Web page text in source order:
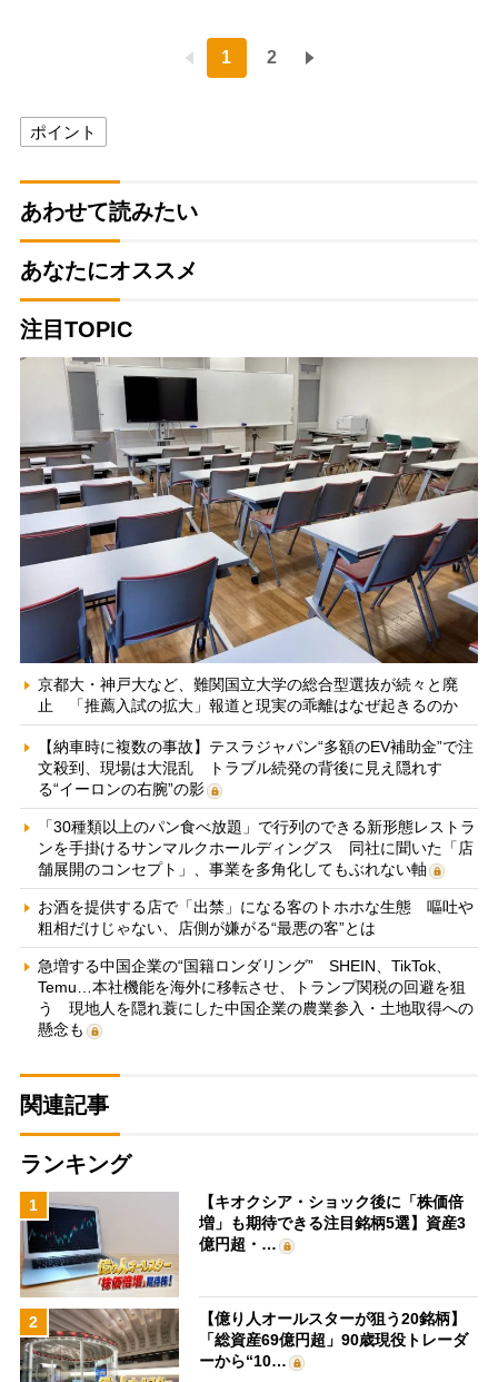
1 2
ポイント
あわせて読みたい
あなたにオススメ
注目TOPIC
京都大・神戸大など、難関国立大学の総合型選抜が続々と廃
止 「推薦入試の拡大」報道と現実の乖離はなぜ起きるのか
【納車時に複数の事故】テスラジャパン“多額のEV補助金”で注
文殺到、現場は大混乱 トラブル続発の背後に見え隠れす
る“イーロンの右腕”の影
「30種類以上のパン食べ放題」で行列のできる新形態レストラ
ンを手掛けるサンマルクホールディングス 同社に聞いた「店
舗展開のコンセプト」、事業を多角化してもぶれない軸
お酒を提供する店で「出禁」になる客のトホホな生態 嘔吐や
粗相だけじゃない、店側が嫌がる“最悪の客”とは
急増する中国企業の“国籍ロンダリング” SHEIN、TikTok、
Temu…本社機能を海外に移転させ、トランプ関税の回避を狙
う 現地人を隠れ蓑にした中国企業の農業参入・土地取得への
懸念も
関連記事
ランキング
1
【キオクシア・ショック後に「株価倍
増」も期待できる注目銘柄5選】資産3
億円超・…
2
【億り人オールスターが狙う20銘柄】
「総資産69億円超」90歳現役トレーダ
ーから“10…